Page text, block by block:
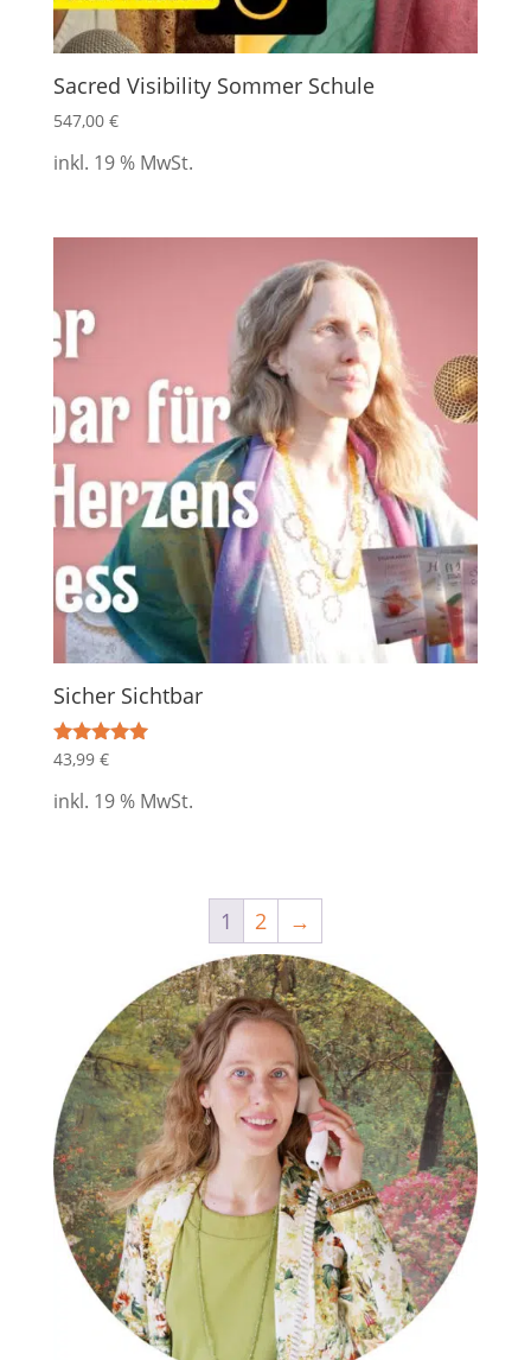
Sacred Visibility Sommer Schule
547,00 €
inkl. 19 % MwSt.
Sicher Sichtbar
Bewertet mit
von 5
43,99 €
inkl. 19 % MwSt.
1 2 →